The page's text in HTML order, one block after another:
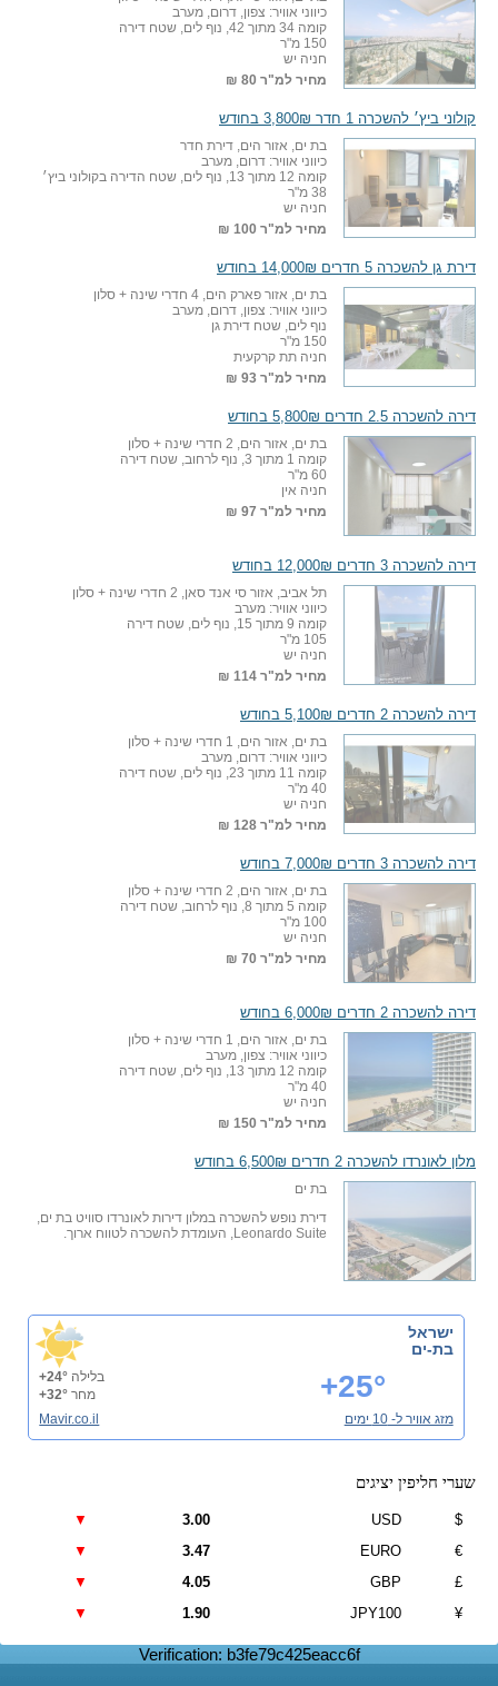
כיווני אוויר: צפון, דרום, מערב
קומה 34 מתוך 42, נוף לים, שטח דירה
150 מ"ר
חניה יש
מחיר למ"ר 80 ₪
קולוני ביץ׳ להשכרה 1 חדר 3,800₪ בחודש
בת ים, אזור הים, דירת חדר
כיווני אוויר: דרום, מערב
קומה 12 מתוך 13, נוף לים, שטח הדירה בקולוני ביץ׳
38 מ"ר
חניה יש
מחיר למ"ר 100 ₪
דירת גן להשכרה 5 חדרים 14,000₪ בחודש
בת ים, אזור פארק הים, 4 חדרי שינה + סלון
כיווני אוויר: צפון, דרום, מערב
נוף לים, שטח דירת גן
150 מ"ר
חניה תת קרקעית
מחיר למ"ר 93 ₪
דירה להשכרה 2.5 חדרים 5,800₪ בחודש
בת ים, אזור הים, 2 חדרי שינה + סלון
קומה 1 מתוך 3, נוף לרחוב, שטח דירה
60 מ"ר
חניה אין
מחיר למ"ר 97 ₪
דירה להשכרה 3 חדרים 12,000₪ בחודש
תל אביב, אזור סי אנד סאן, 2 חדרי שינה + סלון
כיווני אוויר: מערב
קומה 9 מתוך 15, נוף לים, שטח דירה
105 מ"ר
חניה יש
מחיר למ"ר 114 ₪
דירה להשכרה 2 חדרים 5,100₪ בחודש
בת ים, אזור הים, 1 חדרי שינה + סלון
כיווני אוויר: דרום, מערב
קומה 11 מתוך 23, נוף לים, שטח דירה
40 מ"ר
חניה יש
מחיר למ"ר 128 ₪
דירה להשכרה 3 חדרים 7,000₪ בחודש
בת ים, אזור הים, 2 חדרי שינה + סלון
קומה 5 מתוך 8, נוף לרחוב, שטח דירה
100 מ"ר
חניה יש
מחיר למ"ר 70 ₪
דירה להשכרה 2 חדרים 6,000₪ בחודש
בת ים, אזור הים, 1 חדרי שינה + סלון
כיווני אוויר: צפון, מערב
קומה 12 מתוך 13, נוף לים, שטח דירה
40 מ"ר
חניה יש
מחיר למ"ר 150 ₪
מלון לאונרדו להשכרה 2 חדרים 6,500₪ בחודש
בת ים
דירת נופש להשכרה במלון דירות לאונרדו סוויט בת ים,
Leonardo Suite, העומדת להשכרה לטווח ארוך.
ישראל
בת-ים
+25° בלילה +24°
מחר +32°
מזג אוויר ל- 10 ימים
Mavir.co.il
שערי חליפין יציגים
$
USD
3.00
▼
€
EURO
3.47
▼
£
GBP
4.05
▼
¥
JPY100
1.90
▼
Verification: b3fe79c425eacc6f